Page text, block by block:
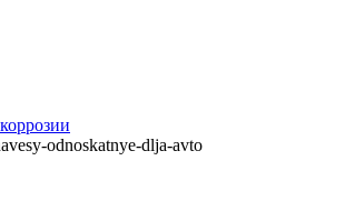
odnoskatnye-dlja-avto